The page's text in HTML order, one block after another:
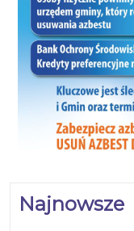
Najnowsze